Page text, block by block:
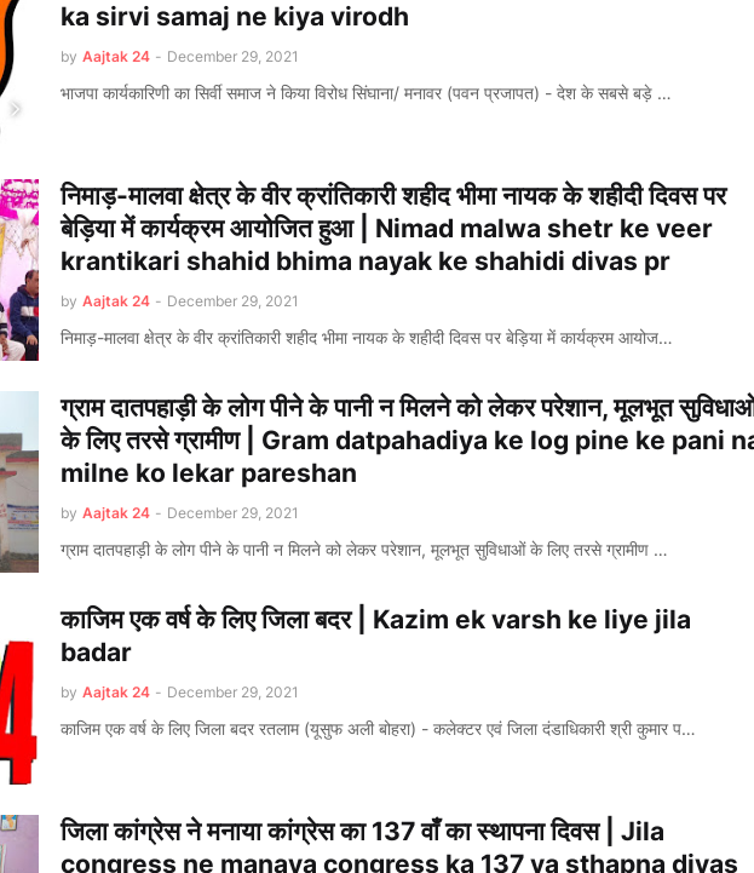
ka sirvi samaj ne kiya virodh
by Aajtak 24 - December 29, 2021
भाजपा कार्यकारिणी का सिर्वी समाज ने किया विरोध सिंघाना/ मनावर (पवन प्रजापत) - देश के सबसे बड़े …
निमाड़-मालवा क्षेत्र के वीर क्रांतिकारी शहीद भीमा नायक के शहीदी दिवस पर
बेड़िया में कार्यक्रम आयोजित हुआ | Nimad malwa shetr ke veer
krantikari shahid bhima nayak ke shahidi divas pr
by Aajtak 24 - December 29, 2021
निमाड़-मालवा क्षेत्र के वीर क्रांतिकारी शहीद भीमा नायक के शहीदी दिवस पर बेड़िया में कार्यक्रम आयोज…
ग्राम दातपहाड़ी के लोग पीने के पानी न मिलने को लेकर परेशान, मूलभूत
के लिए तरसे ग्रामीण | Gram datpahadiya ke log pine ke pani
milne ko lekar pareshan
by Aajtak 24 - December 29, 2021
ग्राम दातपहाड़ी के लोग पीने के पानी न मिलने को लेकर परेशान, मूलभूत सुविधाओं के लिए तरसे ग्रामीण …
काजिम एक वर्ष के लिए जिला बदर | Kazim ek varsh ke liye jila
badar
by Aajtak 24 - December 29, 2021
काजिम एक वर्ष के लिए जिला बदर रतलाम (यूसुफ अली बोहरा) - कलेक्टर एवं जिला दंडाधिकारी श्री कुमार प…
जिला कांग्रेस ने मनाया कांग्रेस का 137 वाँ का स्थापना दिवस | Jila
congress ne manaya congress ka 137 va sthapna divas